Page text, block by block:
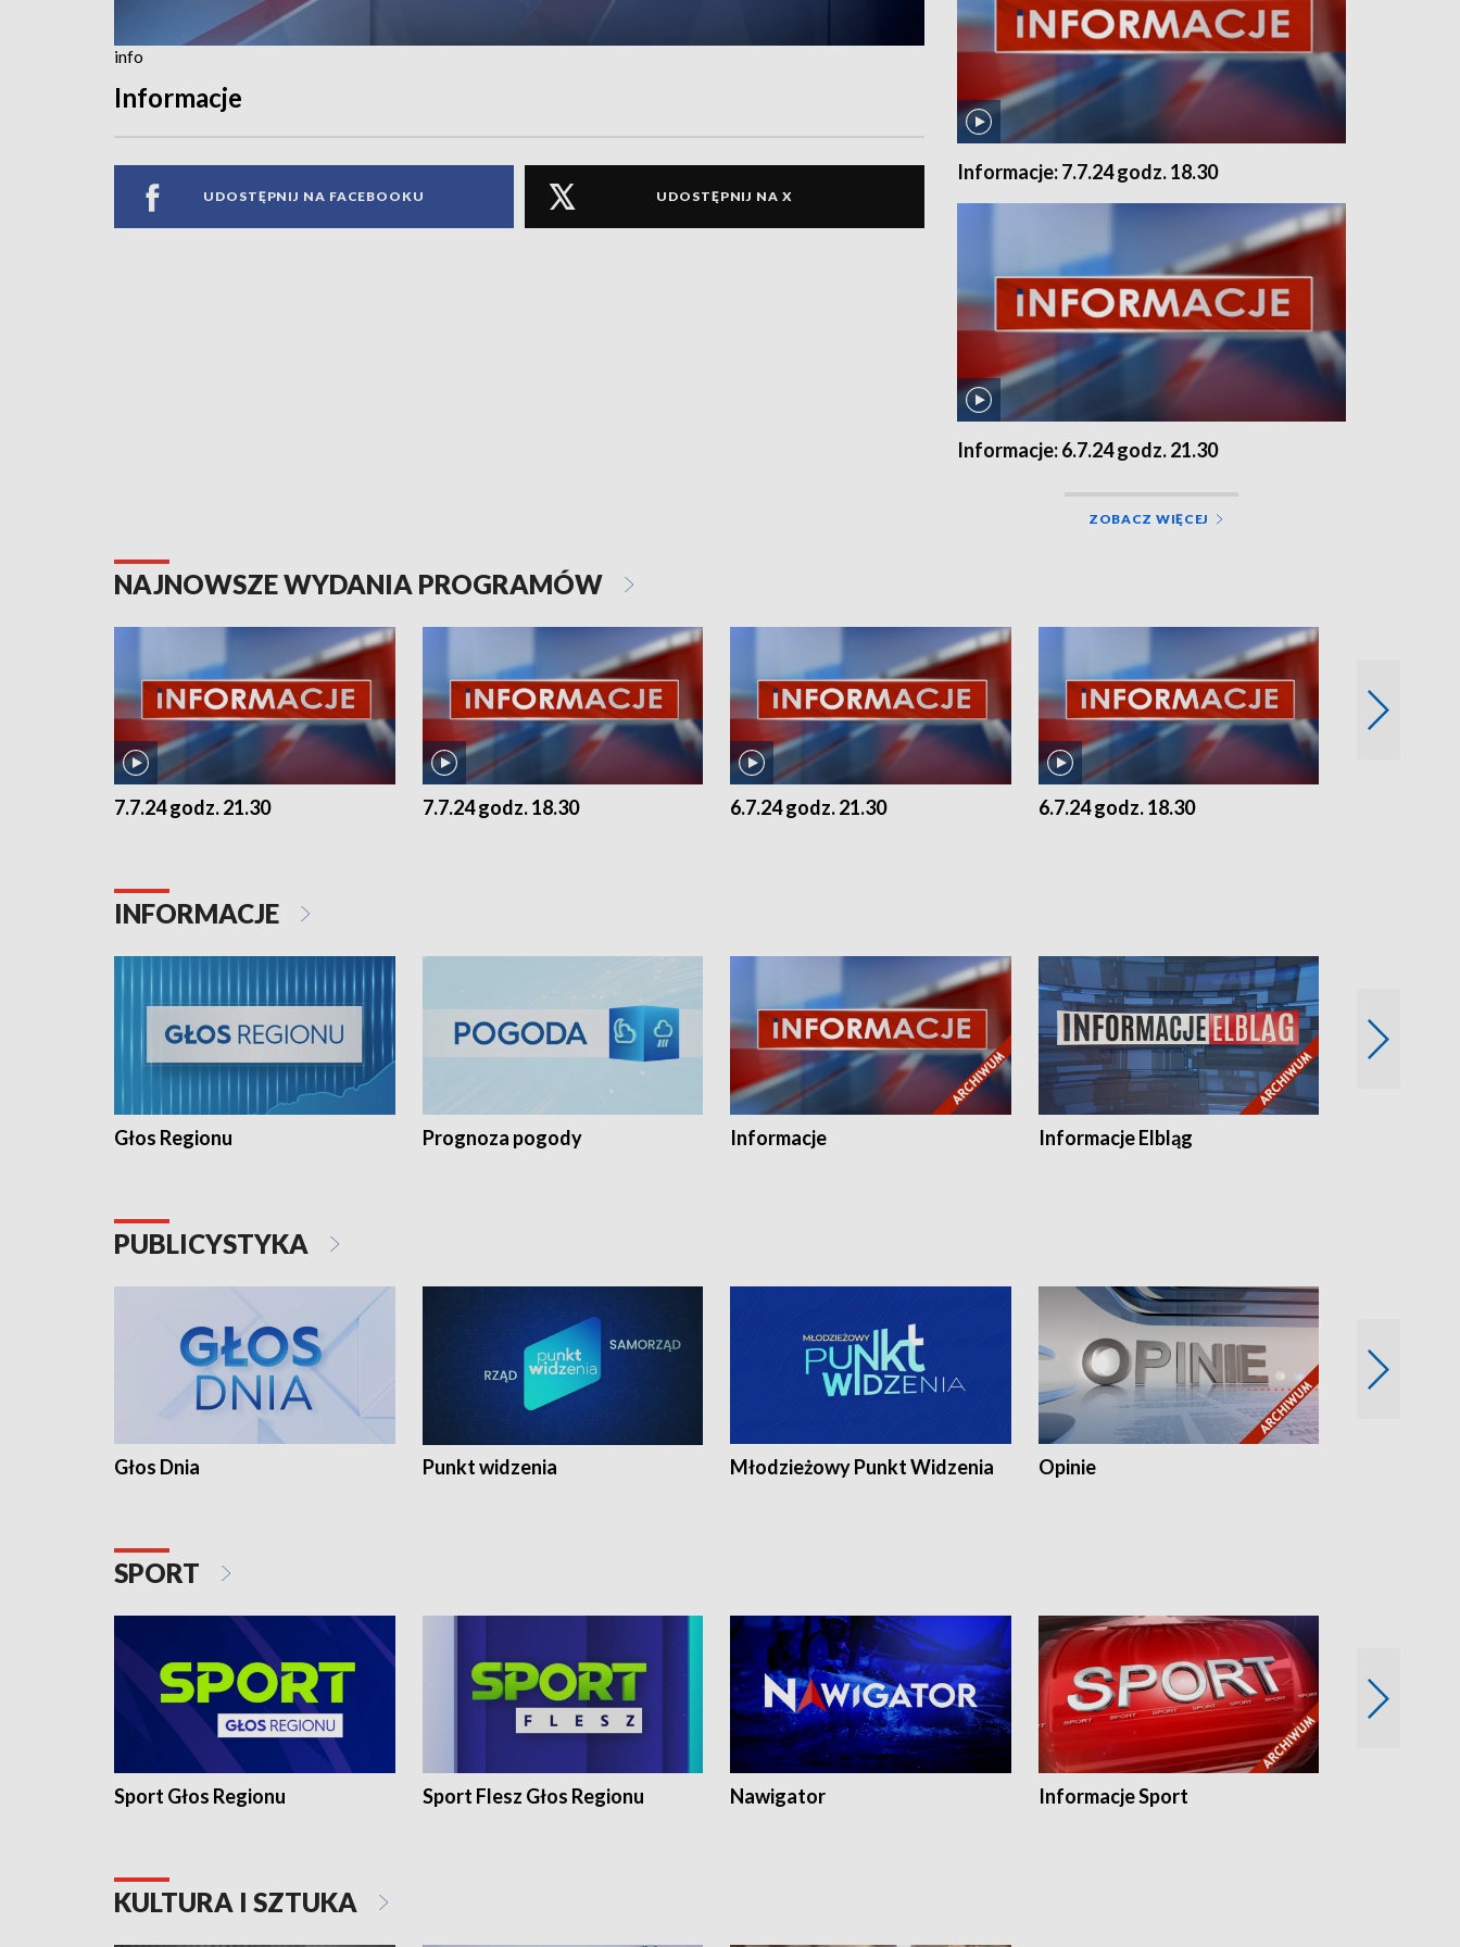
info
Informacje
UDOSTĘPNIJ NA FACEBOOKU UDOSTĘPNIJ NA X
Informacje: 7.7.24 godz. 18.30
Informacje: 6.7.24 godz. 21.30
ZOBACZ WIĘCEJ
NAJNOWSZE WYDANIA PROGRAMÓW
7.7.24 godz. 21.30 7.7.24 godz. 18.30 6.7.24 godz. 21.30 6.7.24 godz. 18.30
INFORMACJE
Głos Regionu Prognoza pogody Informacje Informacje Elbląg
PUBLICYSTYKA
Głos Dnia Punkt widzenia Młodzieżowy Punkt Widzenia Opinie
SPORT
Sport Głos Regionu Sport Flesz Głos Regionu Nawigator Informacje Sport
KULTURA I SZTUKA